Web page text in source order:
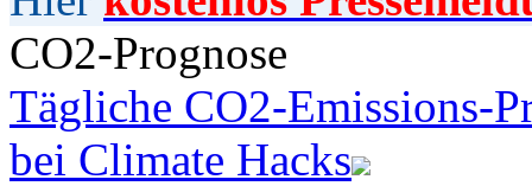
CO2-Prognose
Tägliche CO2-Emissions-
bei Climate Hacks